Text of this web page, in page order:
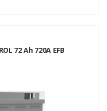
72 Ah 720A EFB